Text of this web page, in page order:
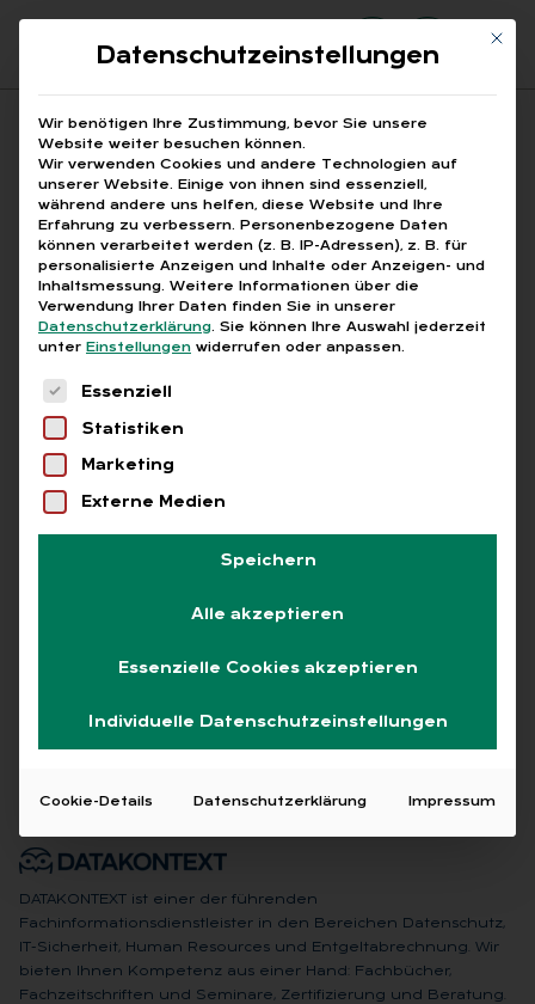
Suchfeld
Suchen
Breadcrumb-Navigation
STARTSEITE BÜROAUSSTATTUNG
Alle Bei­trä­ge mit dem
Schlag­wort „Bü­ro­aus­
stat­tung“
Alle Free Abo L+G +
Keine Beiträge gefunden
DATAKONTEXT ist einer der führenden
Fachinformationsdienstleister in den Bereichen Datenschutz,
IT-Sicherheit, Human Resources und Entgeltabrechnung. Wir
bieten Ihnen Kompetenz aus einer Hand: Fachbücher,
Fachzeitschriften und Seminare, Zertifizierung und Beratung.
Mit
Datenschutzeinstellungen
Wir benötigen Ihre Zustimmung, bevor Sie unsere
Website weiter besuchen können.
Wir verwenden Cookies und andere Technologien auf
unserer Website. Einige von ihnen sind essenziell,
während andere uns helfen, diese Website und Ihre
Erfahrung zu verbessern. Personenbezogene Daten
können verarbeitet werden (z. B. IP-Adressen), z. B. für
personalisierte Anzeigen und Inhalte oder Anzeigen- und
Inhaltsmessung. Weitere Informationen über die
Verwendung Ihrer Daten finden Sie in unserer
Datenschutzerklärung. Sie können Ihre Auswahl jederzeit
unter Einstellungen widerrufen oder anpassen.
Es folgt eine Liste der Service-Gruppen, für
Essenziell
Statistiken
Marketing
Externe Medien
Speichern
Alle akzeptieren
Essenzielle Cookies akzeptieren
Individuelle Datenschutzeinstellungen
Cookie-Details Datenschutzerklärung Impressum